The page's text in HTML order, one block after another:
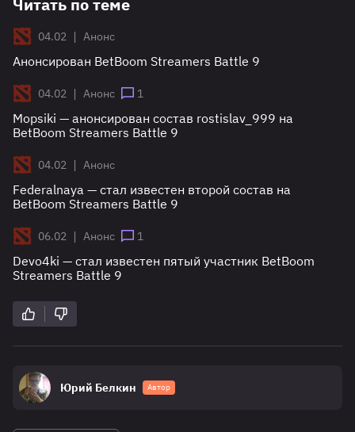
Читать по теме
04.02 | Анонс
Анонсирован BetBoom Streamers Battle 9
04.02 | Анонс 1
Mopsiki — анонсирован состав rostislav_999 на
BetBoom Streamers Battle 9
04.02 | Анонс
Federalnaya — стал известен второй состав на
BetBoom Streamers Battle 9
06.02 | Анонс 1
Devo4ki — стал известен пятый участник BetBoom
Streamers Battle 9
Юрий Белкин Автор